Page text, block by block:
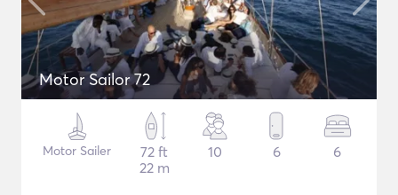
Motor Sailor 72
Motor Sailer
72 ft
22 m
10 6 6